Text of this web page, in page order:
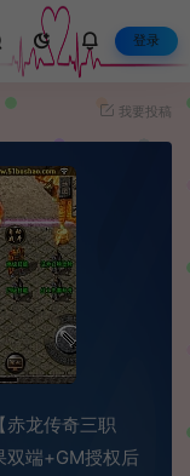
登录
我要投稿
赤龙传奇三职
双端+GM授权后